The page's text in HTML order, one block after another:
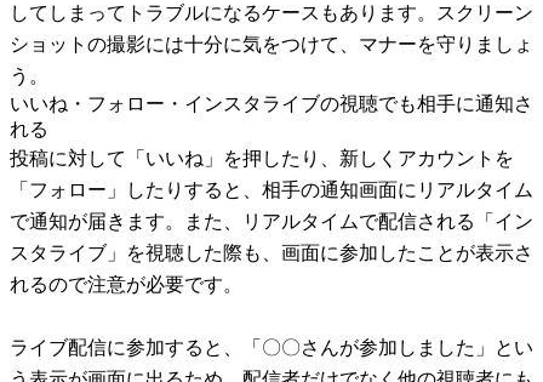
してしまってトラブルになるケースもあります。スクリーン
ショットの撮影には十分に気をつけて、マナーを守りましょ
う。
いいね・フォロー・インスタライブの視聴でも相手に通知さ
れる
投稿に対して「いいね」を押したり、新しくアカウントを
「フォロー」したりすると、相手の通知画面にリアルタイム
で通知が届きます。また、リアルタイムで配信される「イン
スタライブ」を視聴した際も、画面に参加したことが表示さ
れるので注意が必要です。
ライブ配信に参加すると、「〇〇さんが参加しました」とい